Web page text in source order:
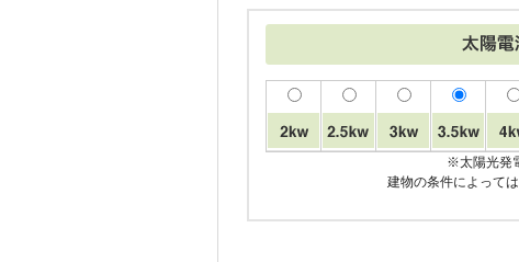
※太陽光発
建物の条件によって